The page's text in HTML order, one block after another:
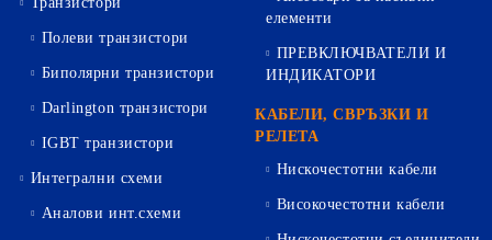
Полеви транзистори
Биполярни транзистори
Darlington транзистори
IGBT транзистори
Интегрални схеми
Аналови инт.схеми
елементи
ПРЕВКЛЮЧВАТЕЛИ И
ИНДИКАТОРИ
КАБЕЛИ, СВРЪЗКИ И
РЕЛЕТА
Нискочестотни кабели
Високочестотни кабели